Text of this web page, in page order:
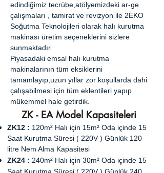
edindiğimiz tecrübe,atölyemizdeki ar-ge
çalışmaları , tamirat ve revizyon ile 2EKO
Soğutma Teknolojileri olarak halı kurutma
makinası üretim seçeneklerini sizlere
sunmaktadır.
Piyasadaki emsal halı kurutma
makinalarının tüm eksiklerini
tamamlayıp,uzun yıllar zor koşullarda dahi
çalışabilmesi için tüm eklentileri yapıp
mükemmel hale getirdik.
ZK - EA Model Kapasiteleri
ZK12 : 120m² Halı için 15m² Oda içinde 15
Saat Kurutma Süresi ( 220V ) Günlük 120
litre Nem Alma Kapasitesi
ZK24 : 240m² Halı için 30m² Oda içinde 15